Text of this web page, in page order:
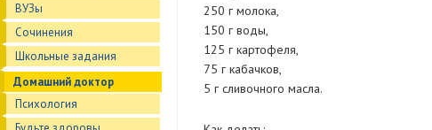
ВУЗы
Сочинения
Школьные задания
Домашний доктор
Психология
250 г молока,
150 г воды,
125 г картофеля,
75 г кабачков,
5 г сливочного масла.